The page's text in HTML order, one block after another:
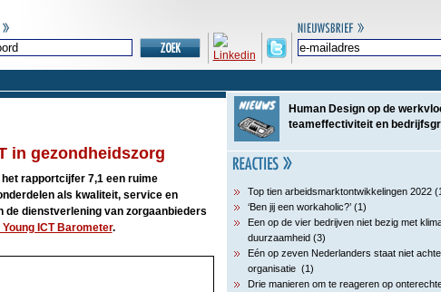
in gezondheidszorg
rapportcijfer 7,1 een ruime
als kwaliteit, service en
de dienstverlening van zorgaanbieders
Young ICT Barometer.
Human Design op de
teameffectiviteit en
Top tien arbeidsmarktontwikkelingen 2022
‘Ben jij een workaholic?’ (1)
Een op de vier bedrijven niet bezig met
duurzaamheid (3)
Eén op zeven Nederlanders staat niet
organisatie (1)
Drie manieren om te reageren op